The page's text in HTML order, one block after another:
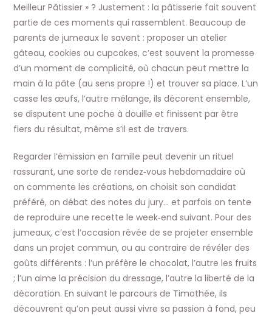
Meilleur Pâtissier » ? Justement : la pâtisserie fait souvent
partie de ces moments qui rassemblent. Beaucoup de
parents de jumeaux le savent : proposer un atelier
gâteau, cookies ou cupcakes, c’est souvent la promesse
d’un moment de complicité, où chacun peut mettre la
main à la pâte (au sens propre !) et trouver sa place. L’un
casse les œufs, l’autre mélange, ils décorent ensemble,
se disputent une poche à douille et finissent par être
fiers du résultat, même s’il est de travers.​
Regarder l’émission en famille peut devenir un rituel
rassurant, une sorte de rendez‑vous hebdomadaire où
on commente les créations, on choisit son candidat
préféré, on débat des notes du jury… et parfois on tente
de reproduire une recette le week‑end suivant. Pour des
jumeaux, c’est l’occasion rêvée de se projeter ensemble
dans un projet commun, ou au contraire de révéler des
goûts différents : l’un préfère le chocolat, l’autre les fruits
; l’un aime la précision du dressage, l’autre la liberté de la
décoration. En suivant le parcours de Timothée, ils
découvrent qu’on peut aussi vivre sa passion à fond, peu